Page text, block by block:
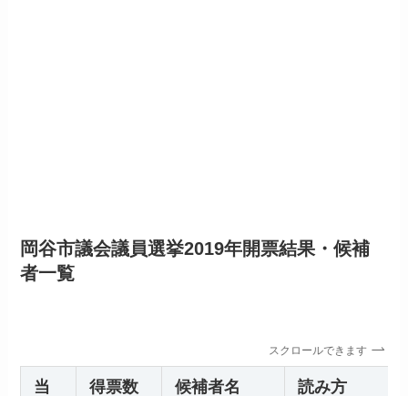
岡谷市議会議員選挙2019年開票結果・候補
者一覧
スクロールできます
当 得票数 候補者名 読み方